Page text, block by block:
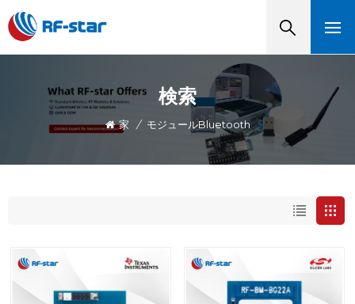
検索
家 / モジュールBluetooth